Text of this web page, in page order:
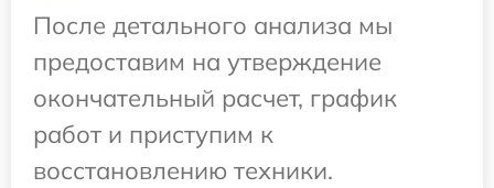
После детального анализа мы
предоставим на утверждение
окончательный расчет, график
работ и приступим к
восстановлению техники.